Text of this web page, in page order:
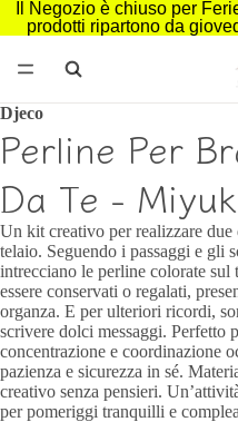
Il Negozio è chiuso per
prodotti ripartono da
Djeco
Perline Per
Da Te -
Un kit creativo per realizzare
telaio. Seguendo i passaggi e gli
intrecciano le perline colorate
essere conservati o regalati,
organza. E per ulteriori ricordi,
scrivere dolci messaggi. Perfetto
concentrazione e coordinazione
pazienza e sicurezza in sé.
creativo senza pensieri.
per pomeriggi tranquilli e